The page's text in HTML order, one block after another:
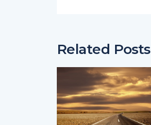
Related Posts